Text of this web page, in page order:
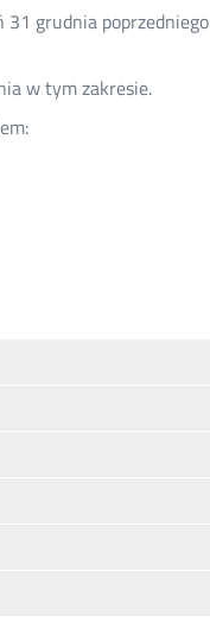
31 grudnia poprzedniego
w tym zakresie.